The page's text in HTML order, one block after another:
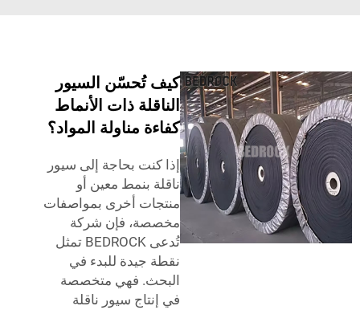
كيف تُحسّن السيور
الناقلة ذات الأنماط
كفاءة مناولة المواد؟
إذا كنت بحاجة إلى سيور
ناقلة بنمط معين أو
منتجات أخرى بمواصفات
مخصصة، فإن شركة
تُدعى BEDROCK تمثل
نقطة جيدة للبدء في
البحث. فهي متخصصة
في إنتاج سيور ناقلة